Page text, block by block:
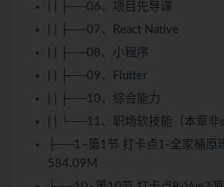
| | ├──06、项目先导课
| | ├──07、React Native
| | ├──08、小程序
| | ├──09、Flutter
| | ├──10、综合能力
| | └──11、职场软技能（本章非
├──1–第1节 打卡点1-全家桶原
584.09M